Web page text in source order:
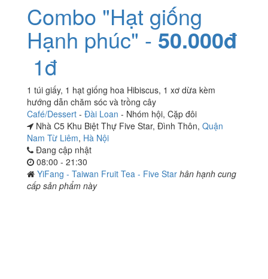
Combo "Hạt giống
Hạnh phúc" -50.000đ
1đ
1 túi giấy, 1 hạt giống hoa Hibiscus, 1 xơ dừa kèm
hướng dẫn chăm sóc và trồng cây
Café/Dessert - Đài Loan - Nhóm hội, Cặp đôi
Nhà C5 Khu Biệt Thự Five Star, Đình Thôn, Quận
Nam Từ Liêm, Hà Nội
Đang cập nhật
08:00 - 21:30
YiFang - Taiwan Fruit Tea - Five Star hân hạnh cung
cấp sản phẩm này